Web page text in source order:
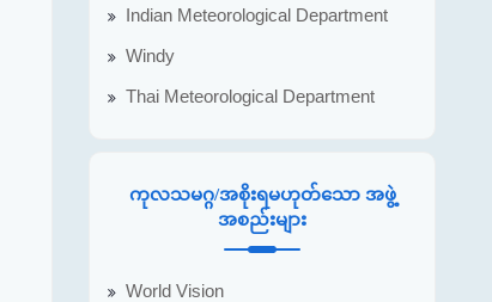
Indian Meteorological Department
Windy
Thai Meteorological Department
ကုလသမဂ္ဂ/အစိုးရမဟုတ်သော အဖွဲ့
အစည်းများ
World Vision